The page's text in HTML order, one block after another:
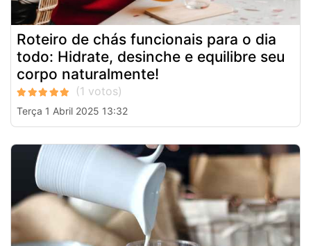
Roteiro de chás funcionais para o dia
todo: Hidrate, desinche e equilibre seu
corpo naturalmente!
Terça 1 Abril 2025 13:32